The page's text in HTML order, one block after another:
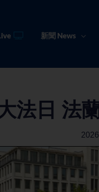
新聞 News
法日 法